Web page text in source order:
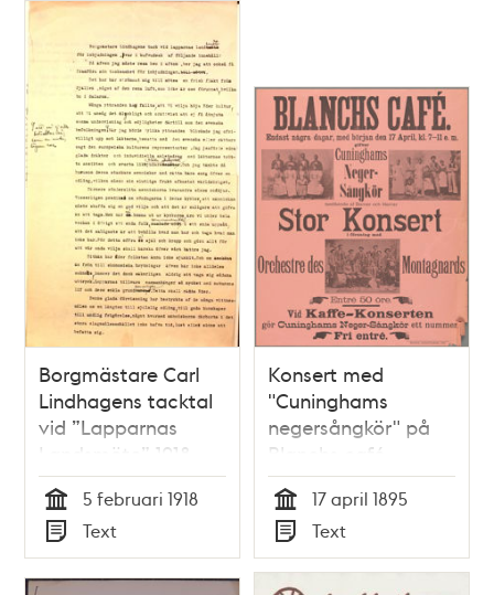
Borgmästare Carl
Lindhagens tacktal
vid ”Lapparnas
Landsmöte” 1918
Tid
5 februari 1918
Typ
Text
Konsert med
"Cuninghams
negersångkör" på
Blanchs café -
Affisch
Tid
17 april 1895
Typ
Text